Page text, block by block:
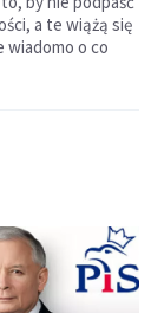
a te wiążą się
wiadomo o co